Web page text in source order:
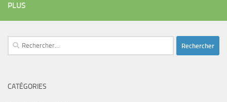
PLUS
Rechercher :
CATÉGORIES